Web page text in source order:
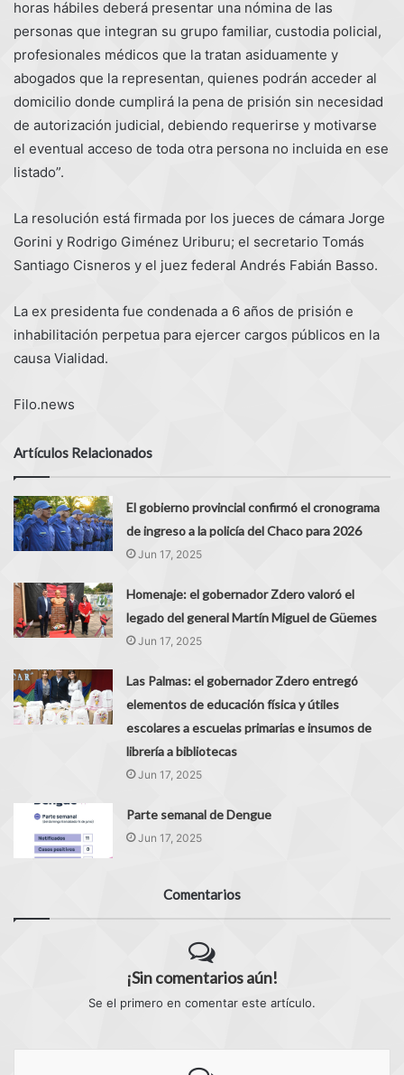
horas hábiles deberá presentar una nómina de las
personas que integran su grupo familiar, custodia policial,
profesionales médicos que la tratan asiduamente y
abogados que la representan, quienes podrán acceder al
domicilio donde cumplirá la pena de prisión sin necesidad
de autorización judicial, debiendo requerirse y motivarse
el eventual acceso de toda otra persona no incluida en ese
listado”.
La resolución está firmada por los jueces de cámara Jorge
Gorini y Rodrigo Giménez Uriburu; el secretario Tomás
Santiago Cisneros y el juez federal Andrés Fabián Basso.
La ex presidenta fue condenada a 6 años de prisión e
inhabilitación perpetua para ejercer cargos públicos en la
causa Vialidad.
Filo.news
Artículos Relacionados
El gobierno provincial confirmó el cronograma
de ingreso a la policía del Chaco para 2026
Jun 17, 2025
Homenaje: el gobernador Zdero valoró el
legado del general Martín Miguel de Güemes
Jun 17, 2025
Las Palmas: el gobernador Zdero entregó
elementos de educación física y útiles
escolares a escuelas primarias e insumos de
librería a bibliotecas
Jun 17, 2025
Parte semanal de Dengue
Jun 17, 2025
Comentarios
¡Sin comentarios aún!
Se el primero en comentar este artículo.